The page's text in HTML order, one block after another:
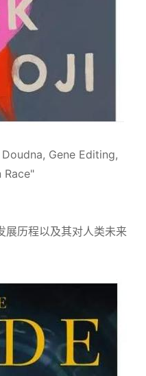
Gene Editing,
Race"
展历程以及其对人类未来